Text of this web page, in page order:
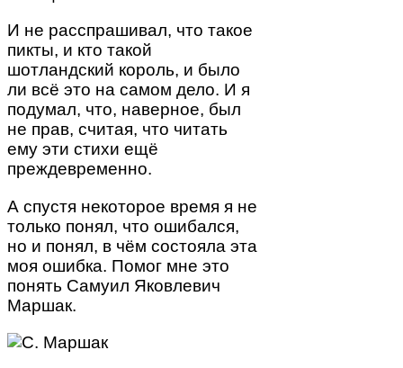
И не расспрашивал, что такое
пикты, и кто такой
шотландский король, и было
ли всё это на самом дело. И я
подумал, что, наверное, был
не прав, считая, что читать
ему эти стихи ещё
преждевременно.
А спустя некоторое время я не
только понял, что ошибался,
но и понял, в чём состояла эта
моя ошибка. Помог мне это
понять Самуил Яковлевич
Маршак.